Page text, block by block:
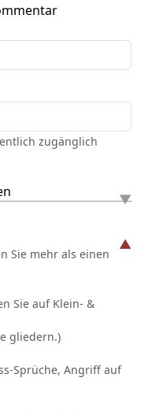
zugänglich
Sie mehr als einen
Sie auf Klein- &
gliedern.)
Sprüche, Angriff auf